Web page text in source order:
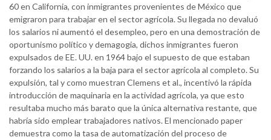
60 en California, con inmigrantes provenientes de México que
emigraron para trabajar en el sector agrícola. Su llegada no devaluó
los salarios ni aumentó el desempleo, pero en una demostración de
oportunismo político y demagogia, dichos inmigrantes fueron
expulsados de EE. UU. en 1964 bajo el supuesto de que estaban
forzando los salarios a la baja para el sector agrícola al completo. Su
expulsión, tal y como muestran Clemens et al., incentivó la rápida
introducción de maquinaria en la actividad agrícola, ya que esto
resultaba mucho más barato que la única alternativa restante, que
habría sido emplear trabajadores nativos. El mencionado paper
demuestra como la tasa de automatización del proceso de